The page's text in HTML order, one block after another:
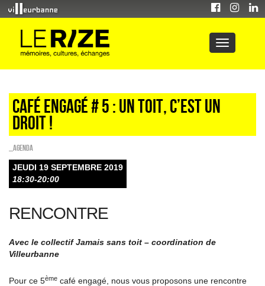
CAFÉ ENGAGÉ # 5 : UN TOIT, C’EST UN
DROIT !
_Agenda
JEUDI 19 SEPTEMBRE 2019
18:30-20:00
RENCONTRE
Avec le collectif Jamais sans toit – coordination de
Villeurbanne
Pour ce 5ème café engagé, nous vous proposons une rencontre